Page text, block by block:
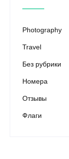
Photography
Travel
Без рубрики
Номера
Отзывы
Флаги